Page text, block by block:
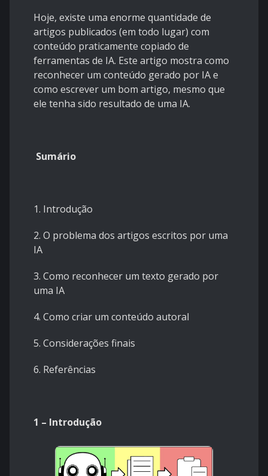
Hoje, existe uma enorme quantidade de
artigos publicados (em todo lugar) com
conteúdo praticamente copiado de
ferramentas de IA. Este artigo mostra como
reconhecer um conteúdo gerado por IA e
como escrever um bom artigo, mesmo que
ele tenha sido resultado de uma IA.
Sumário
1. Introdução
2. O problema dos artigos escritos por uma
IA
3. Como reconhecer um texto gerado por
uma IA
4. Como criar um conteúdo autoral
5. Considerações finais
6. Referências
1 – Introdução